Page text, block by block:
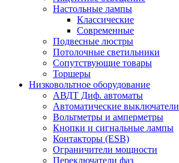
Настольные лампы
Классические
Современные
Подвесные люстры
Потолочные светильники
Сопутствующие товары
Торшеры
Низковольтное оборудование
АВДT Диф. автоматы
Автоматические выключатели
Вольтметры и амперметры
Кнопки и сигнальные лампы
Контакторы (ESB)
Ограничители мощности
Переключатели фаз